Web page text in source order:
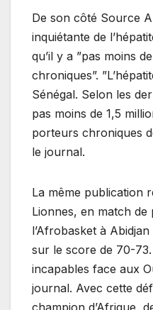
De son côté Source A
inquiétante de
qu’il y a ”pas moins
chroniques”.
Sénégal. Selon les
pas moins de 1,5
porteurs chroniques
le journal.
La même publication
Lionnes, en match
l’Afrobasket à
sur le score de 70-
incapables face aux
journal. Avec cette